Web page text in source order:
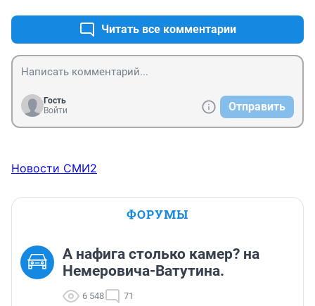
ремонтировать дороги круглые сутки (хвалю!).
Читать все комментарии
Гость
Войти
Отправить
Новости СМИ2
ФОРУМЫ
А нафига столько камер? на
Немеровича-Ватутина.
6 548 71